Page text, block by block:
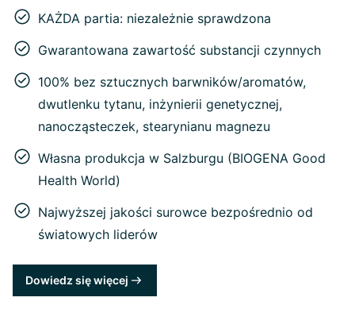
KAŻDA partia: niezależnie sprawdzona
Gwarantowana zawartość substancji czynnych
100% bez sztucznych barwników/aromatów,
dwutlenku tytanu, inżynierii genetycznej,
nanocząsteczek, stearynianu magnezu
Własna produkcja w Salzburgu (BIOGENA Good
Health World)
Najwyższej jakości surowce bezpośrednio od
światowych liderów
Dowiedz się więcej